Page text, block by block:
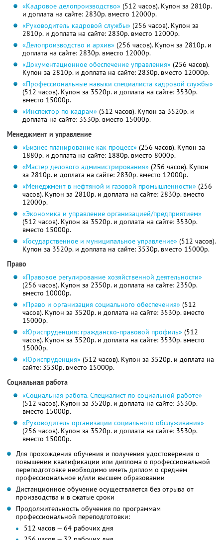
«Кадровое делопроизводство» (512 часов). Купон за 2810р.
и доплата на сайте: 2830р. вместо 12000р.
«Руководитель кадровой службы» (256 часов). Купон за
2810р. и доплата на сайте: 2830р. вместо 12000р.
«Делопроизводство и архив» (256 часов). Купон за 2810р. и
доплата на сайте: 2830р. вместо 12000р.
«Документационное обеспечение управления» (256 часов).
Купон за 2810р. и доплата на сайте: 2830р. вместо 12000р.
«Профессиональные навыки специалиста кадровой службы»
(512 часов). Купон за 3520р. и доплата на сайте: 3530р.
вместо 15000р.
«Инспектор по кадрам» (512 часов). Купон за 3520р. и
доплата на сайте: 3530р. вместо 15000р.
Менеджмент и управление
«Бизнес-планирование как процесс» (256 часов). Купон за
1880р. и доплата на сайте: 1880р. вместо 8000р.
«Мастер делового администрирования» (256 часов). Купон
за 2810р. и доплата на сайте: 2830р. вместо 12000р.
«Менеджмент в нефтяной и газовой промышленности» (256
часов). Купон за 2810р. и доплата на сайте: 2830р. вместо
12000р.
«Экономика и управление организацией/предприятием»
(512 часов). Купон за 3520р. и доплата на сайте: 3530р.
вместо 15000р.
«Государственное и муниципальное управление» (512 часов).
Купон за 3520р. и доплата на сайте: 3530р. вместо 15000р.
Право
«Правовое регулирование хозяйственной деятельности»
(256 часов). Купон за 2350р. и доплата на сайте: 2350р.
вместо 10000р.
«Право и организация социального обеспечения» (512
часов). Купон за 3520р. и доплата на сайте: 3530р. вместо
15000р.
«Юриспруденция: гражданско-правовой профиль» (512
часов). Купон за 3520р. и доплата на сайте: 3530р. вместо
15000р.
«Юриспруденция» (512 часов). Купон за 3520р. и доплата на
сайте: 3530р. вместо 15000р.
Социальная работа
«Социальная работа. Специалист по социальной работе»
(512 часов). Купон за 3520р. и доплата на сайте: 3530р.
вместо 15000р.
«Руководитель организации социального обслуживания»
(256 часов). Купон за 3520р. и доплата на сайте: 3530р.
вместо 15000р.
Для прохождения обучения и получения удостоверения о
повышении квалификации или диплома о профессиональной
переподготовке необходимо иметь диплом о среднем
профессиональное и/или высшем образовании
Дистанционное обучение осуществляется без отрыва от
производства и в сжатые сроки
Продолжительность обучения по программам
профессиональной переподготовки:
512 часов — 64 рабочих дня